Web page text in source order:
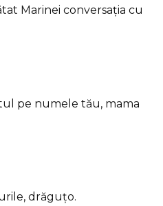
Marinei conversația cu
pe numele tău, mama
drăguțo.